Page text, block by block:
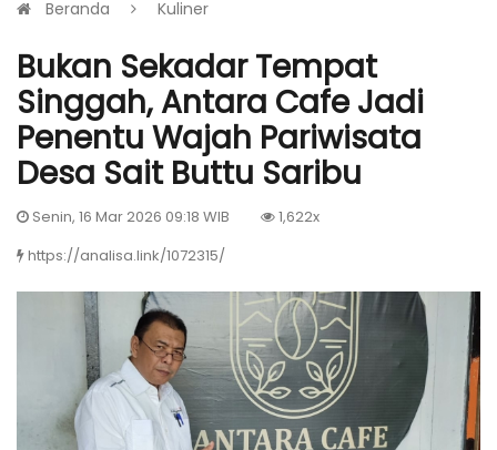
Beranda Kuliner
Bukan Sekadar Tempat
Singgah, Antara Cafe Jadi
Penentu Wajah Pariwisata
Desa Sait Buttu Saribu
Senin, 16 Mar 2026 09:18 WIB
1,622x
https://analisa.link/1072315/